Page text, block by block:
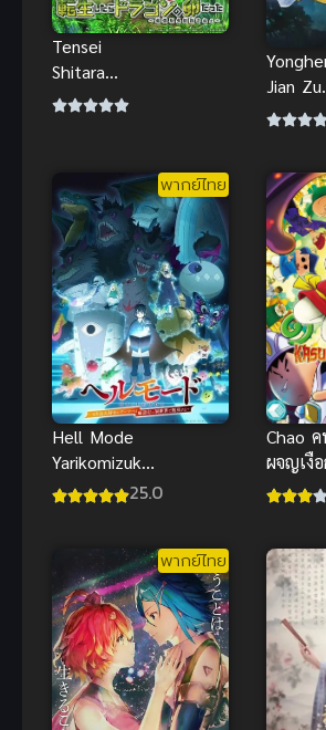
Tensei
Shitara
Dragon no
เกิดใหม่ก็กลาย
เป็นไข่มังกร
ไปซะแล้ว (ซับ
ไทย)
Jian Zu
ปรมาจ
กระบี่เ
พากย์ไทย
Hell Mode
Yarikomizuki
No Gamer25.0
Chao ค
ผจญเงื
ซับไทย
พากย์ไทย